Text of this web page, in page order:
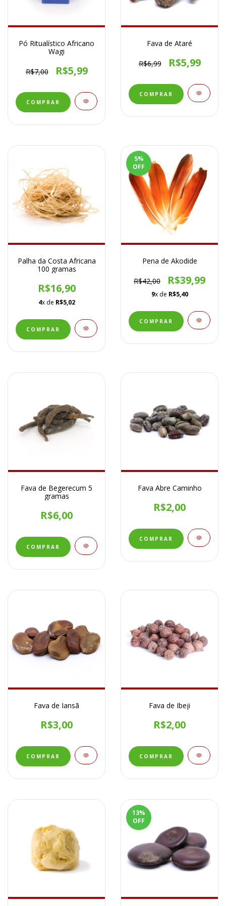
Pó Ritualístico Africano
Wagi
R$7,00 R$5,99
Fava de Ataré
R$6,99 R$5,99
Palha da Costa Africana
100 gramas
R$16,90
4x de R$5,02
5%
OFF
Pena de Akodide
R$42,00 R$39,99
9x de R$5,40
Fava de Begerecum 5
gramas
R$6,00
Fava Abre Caminho
R$2,00
Fava de Iansã
R$3,00
Fava de Ibeji
R$2,00
13%
OFF